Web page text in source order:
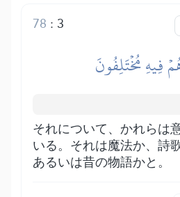
3
:
78
فِيهِ مُخۡتَلِفُونَ
それについて、かれらは
いる。それは魔法か、詩
あるいは昔の物語かと。